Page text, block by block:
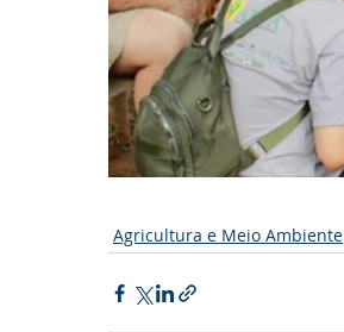
Agricultura e Meio Ambiente